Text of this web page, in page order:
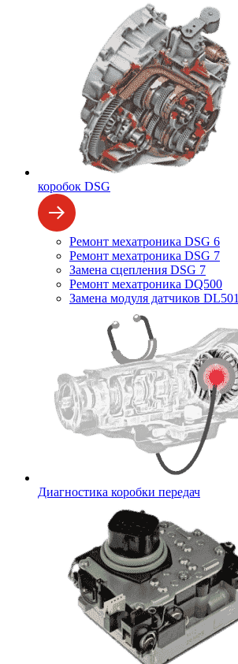
коробок DSG
Ремонт мехатроника DSG 6
Ремонт мехатроника DSG 7
Замена сцепления DSG 7
Ремонт мехатроника DQ500
Замена модуля датчиков DL501
Диагностика коробки передач